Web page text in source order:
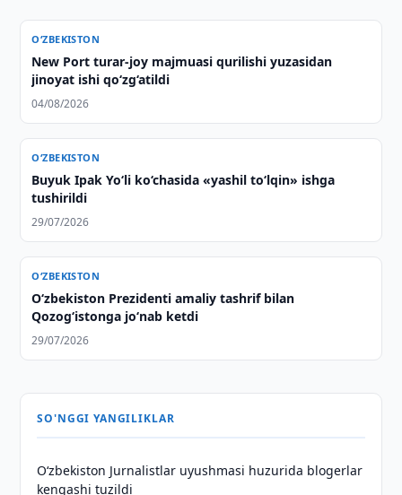
O‘ZBEKISTON
New Port turar-joy majmuasi qurilishi yuzasidan
jinoyat ishi qo‘zg‘atildi
04/08/2026
O‘ZBEKISTON
Buyuk Ipak Yo‘li ko‘chasida «yashil to‘lqin» ishga
tushirildi
29/07/2026
O‘ZBEKISTON
Oʻzbekiston Prezidenti amaliy tashrif bilan
Qozogʻistonga joʻnab ketdi
29/07/2026
SO'NGGI YANGILIKLAR
O‘zbekiston Jurnalistlar uyushmasi huzurida blogerlar
kengashi tuzildi